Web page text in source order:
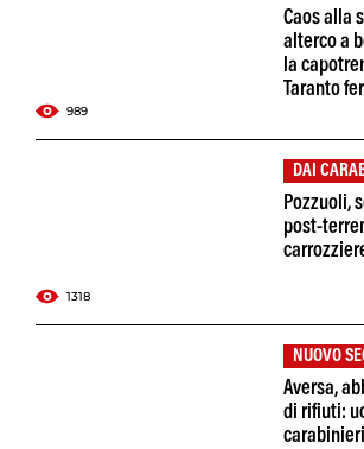
989
Caos alla
alterco a
la
Taranto
1318
DAI
Pozzuoli,
post-
NUOVO
Aversa,
di rifiuti:
carabinieri